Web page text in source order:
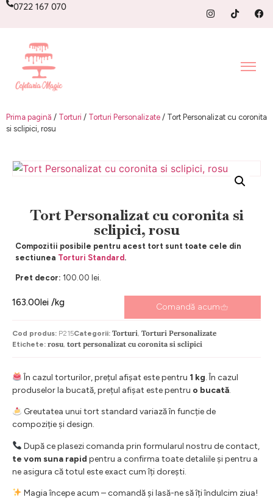
0722 167 070
Prima pagină / Torturi / Torturi Personalizate / Tort Personalizat cu coronita
si sclipici, rosu
Tort Personalizat cu coronita si
sclipici, rosu
Compozitii posibile pentru acest tort sunt toate cele din
sectiunea Torturi Standard .
Pret decor: 100.00 lei.
163.00lei /kg Comandă acum
Cod produs: P215Categorii: Torturi, Torturi Personalizate
Etichete: rosu, tort personalizat cu coronita si sclipici
În cazul torturilor, prețul afișat este pentru 1 kg. În cazul
produselor la bucată, prețul afișat este pentru o bucată.
Greutatea unui tort standard variază în funcție de
compoziție și design.
După ce plasezi comanda prin formularul nostru de contact,
te vom suna rapid pentru a confirma toate detaliile și pentru a
ne asigura că totul este exact cum îți dorești.
Magia începe acum – comandă și lasă-ne să îți îndulcim ziua!